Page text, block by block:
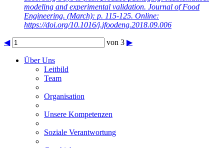
modeling and experimental validation. Journal of Food
Engineering. (March): p. 115-125. Online:
https://doi.org/10.1016/j.jfoodeng.2018.09.006
◀ von 3 ▶
Über Uns
Leitbild
Team
Organisation
Unsere Kompetenzen
Soziale Verantwortung